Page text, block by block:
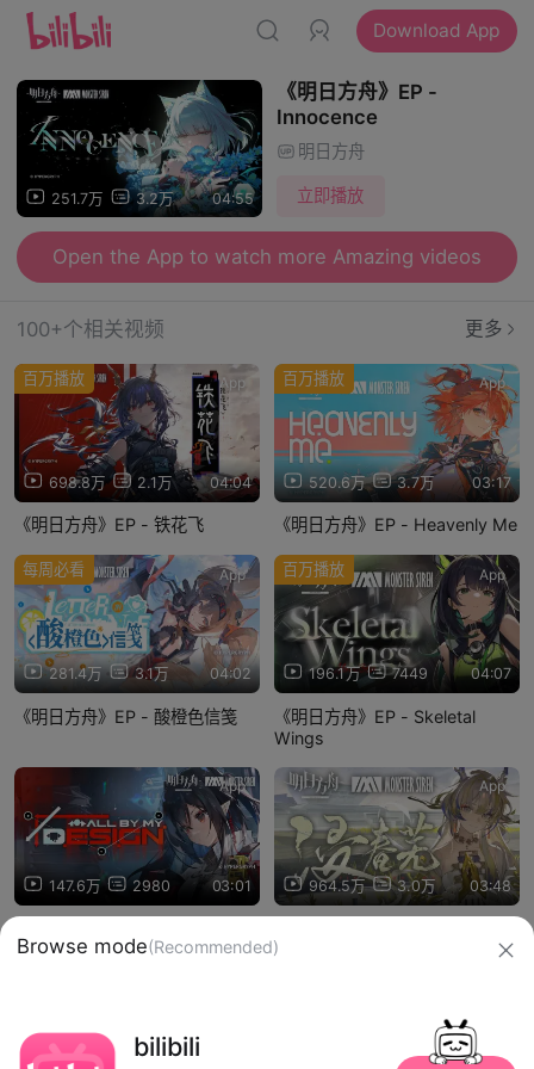
Download App
251.7万 3.2万 04:55
《明日方舟》EP -
Innocence
明日方舟
立即播放
Open the App to watch more Amazing videos
100+个相关视频 更多
698.8万 2.1万 04:04
百万播放 App
《明日方舟》EP - 铁花飞
520.6万 3.7万 03:17
百万播放 App
《明日方舟》EP - Heavenly Me
281.4万 3.1万 04:02
每周必看 App
《明日方舟》EP - 酸橙色信笺
196.1万 7449 04:07
百万播放 App
《明日方舟》EP - Skeletal
Wings
147.6万 2980 03:01
App
Design
964.5万 3.0万 03:48
App
Browse mode(Recommended)
bilibili
网络文化经营许可证 沪网文【2019】3804-274号